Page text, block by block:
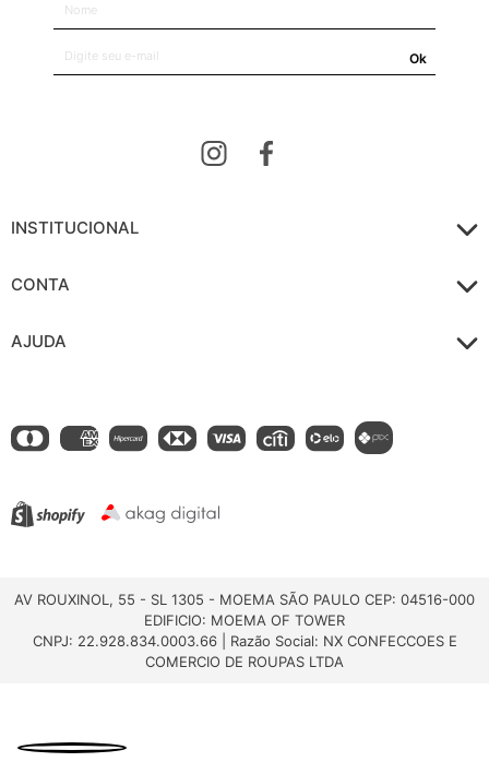
Ok
INSTITUCIONAL
CONTA
AJUDA
AV ROUXINOL, 55 - SL 1305 - MOEMA SÃO PAULO CEP: 04516-000
EDIFICIO: MOEMA OF TOWER
CNPJ: 22.928.834.0003.66 | Razão Social: NX CONFECCOES E
COMERCIO DE ROUPAS LTDA